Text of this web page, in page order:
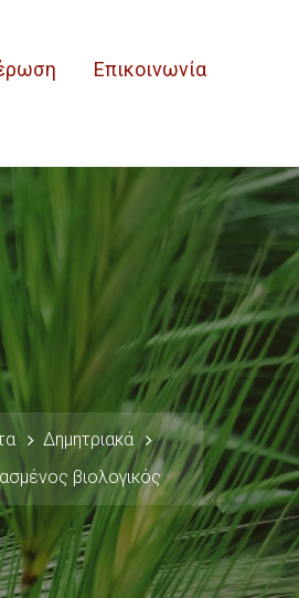
Επικοινωνία
Δημητριακά
βιολογικός